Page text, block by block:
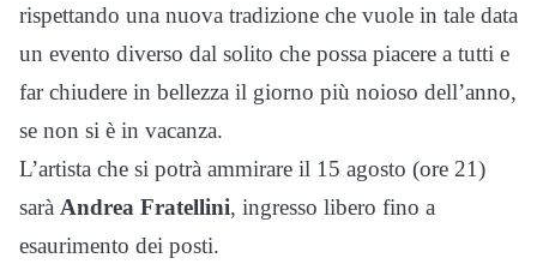
rispettando una nuova tradizione che vuole in tale data
un evento diverso dal solito che possa piacere a tutti e
far chiudere in bellezza il giorno più noioso dell’anno,
se non si è in vacanza.
L’artista che si potrà ammirare il 15 agosto (ore 21)
sarà Andrea Fratellini, ingresso libero fino a
esaurimento dei posti.